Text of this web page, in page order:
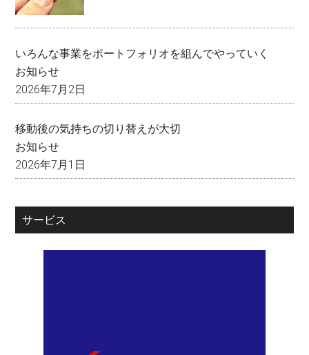
いろんな事業をポートフォリオを組んでやっていく
お知らせ
2026年7月2日
移動後の気持ちの切り替えが大切
お知らせ
2026年7月1日
サービス